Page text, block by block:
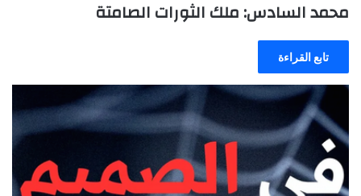
محمد السادس: ملك الثورات الصامتة
تابع القراءة